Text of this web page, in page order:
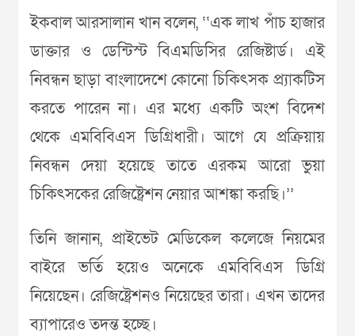
ইকবাল আরসালান খান বলেন, ‘‘এক লাখ পাঁচ হাজার
ডাক্তার ও ডেন্টিস্ট বিএমডিসির রেজিষ্টার্ড। এই
নিবন্ধন ছাড়া বাংলাদেশে কোনো চিকিৎসক প্র্যাকটিস
করতে পারেন না। এর মধ্যে একটি অংশ বিদেশ
থেকে এমবিবিএস ডিগ্রিধারী। আগে যে প্রক্রিয়ায়
নিবন্ধন দেয়া হয়েছে তাতে এরকম আরো ভুয়া
চিকিৎসকের রেজিষ্ট্রেশন নেয়ার আশঙ্কা করছি।’’
তিনি জানান, প্রাইভেট মেডিকেল কলেজে নিয়মের
বাইরে ভর্তি হয়েও অনেকে এমবিবিএস ডিগ্রি
নিয়েছেন। রেজিষ্ট্রেশনও নিয়েছের তারা। এখন তাদের
ব্যাপারেও তদন্ত হচ্ছে।